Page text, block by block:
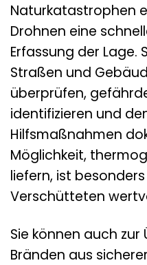
Naturkatastrophen
Drohnen eine
Erfassung der Lage.
Straßen und
überprüfen,
identifizieren und
Hilfsmaßnahmen
Möglichkeit,
liefern, ist
Verschütteten
Sie können auch
Bränden aus